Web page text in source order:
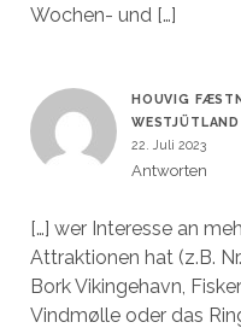
Wochen- und […]
HOUVIG
22. Juli 2023
Antworten
[…] wer Interesse an
Attraktionen hat (z.B.
Bork Vikingehavn,
Vindmølle oder das